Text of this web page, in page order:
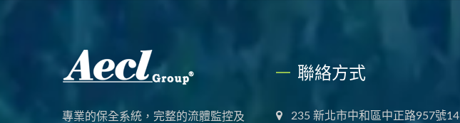
專業的保全系統，完整的流體監控及
聯絡方式
235 新北市中和區中正路957號14